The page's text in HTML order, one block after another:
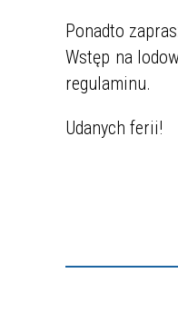
Ponadto
Wstęp na
regulaminu.
Udanych ferii!